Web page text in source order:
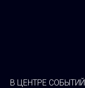
В ЦЕНТРЕ СОБЫТИЙ